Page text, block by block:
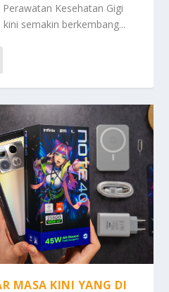
Kesehatan Gigi
semakin berkembang...
MASA KINI YANG DI